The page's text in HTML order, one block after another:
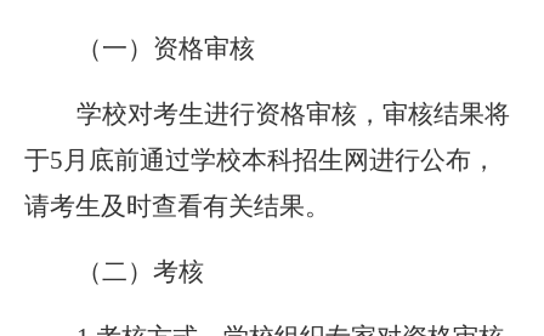
（一）资格审核
学校对考生进行资格审核，审核结果将
于5月底前通过学校本科招生网进行公布，
请考生及时查看有关结果。
（二）考核